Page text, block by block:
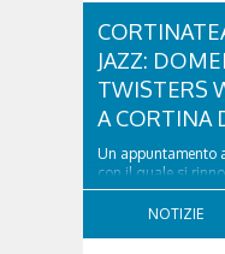
JAZZ:
TWISTERS
A CORTINA
Un appuntamento
con il quale si
collaudata, quella
Festival.NOTIZIE